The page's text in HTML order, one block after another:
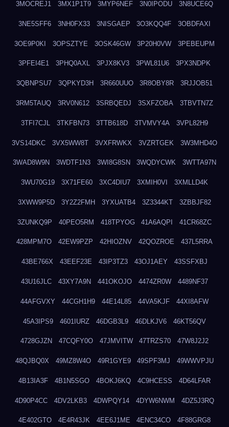
3MOCREJ1 3MX1P1T9 3MYP6NEF 3N0IPODU 3N8UCE6Q
3NE5SFF6 3NH0FX33 3NISGAEP 3O3KQQ4F 3OBDFAXI
3OE9P0KI 3OPSZTYE 3OSK46GW 3P20H0VW 3PEBEUPM
3PFEI4E1 3PHQ0AXL 3PJX8KV3 3PWL81U6 3PX3NDPK
3QBNPSU7 3QPKYD3H 3R660UUO 3R8OBY8R 3RJJOB51
3RM5TAUQ 3RV0N612 3SRBQEDJ 3SXFZOBA 3TBVTN7Z
3TFI7CJL 3TKFBN73 3TTB618D 3TVMVY4A 3VPL82H9
3VS14DKC 3VX5WW8T 3VXFRWKX 3VZRTGEK 3W3MHD4O
3WAD8W9N 3WDTF1N3 3WI8G8SN 3WQDYCWK 3WTTA97N
3WU70G19 3X71FE60 3XC4DIU7 3XMIH0VI 3XMLLD4K
3XWW9P5D 3Y2Z2FMH 3YXUATB4 3Z3344KT 3ZBBJF82
3ZUNKQ9P 40PEO5RM 418TPYOG 41A6AQPI 41CR68ZC
428MPM7O 42EW9PZP 42HIOZNV 42QOZROE 437L5RRA
43BE766X 43EEF23E 43IP3TZ3 43OJ1AEY 43SSFXBJ
43U16JLC 43XY7A9N 441OKOJO 4474ZR0W 4489NF37
44AFGVXY 44CGH1H9 44E14L85 44VA5KJF 44XI8AFW
45A3IPS9 4601IURZ 46DGB3L9 46DLKJV6 46KT56QV
4728GJZN 47CQFY0O 47JMVITW 47TRZS70 47W8J2J2
48QJBQ0X 49MZ8W4O 49R1GYE9 49SPF3MJ 49WWVPJU
4B13IA3F 4B1N5SGO 4BOKJ6KQ 4C9HCESS 4D64LFAR
4D90P4CC 4DV2LKB3 4DWPQY14 4DYW6NWM 4DZ5J3RQ
4E402GTO 4E4R43JK 4EE6J1ME 4ENC34CO 4F88GRG8